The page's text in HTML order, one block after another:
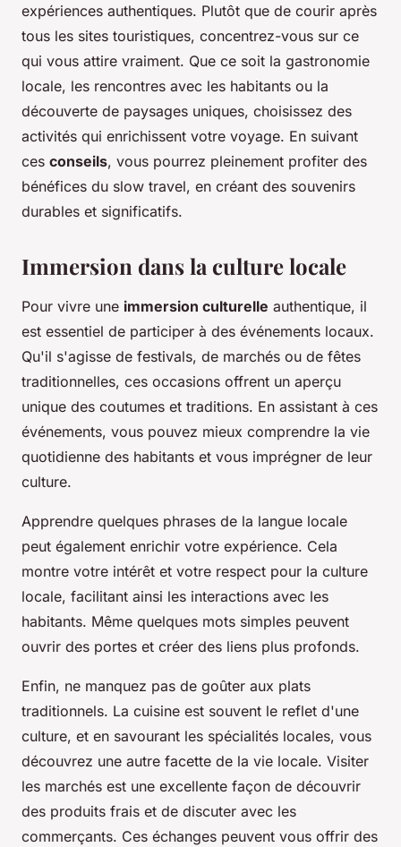
expériences authentiques. Plutôt que de courir après
tous les sites touristiques, concentrez-vous sur ce
qui vous attire vraiment. Que ce soit la gastronomie
locale, les rencontres avec les habitants ou la
découverte de paysages uniques, choisissez des
activités qui enrichissent votre voyage. En suivant
ces conseils, vous pourrez pleinement profiter des
bénéfices du slow travel, en créant des souvenirs
durables et significatifs.
Immersion dans la culture locale
Pour vivre une immersion culturelle authentique, il
est essentiel de participer à des événements locaux.
Qu'il s'agisse de festivals, de marchés ou de fêtes
traditionnelles, ces occasions offrent un aperçu
unique des coutumes et traditions. En assistant à ces
événements, vous pouvez mieux comprendre la vie
quotidienne des habitants et vous imprégner de leur
culture.
Apprendre quelques phrases de la langue locale
peut également enrichir votre expérience. Cela
montre votre intérêt et votre respect pour la culture
locale, facilitant ainsi les interactions avec les
habitants. Même quelques mots simples peuvent
ouvrir des portes et créer des liens plus profonds.
Enfin, ne manquez pas de goûter aux plats
traditionnels. La cuisine est souvent le reflet d'une
culture, et en savourant les spécialités locales, vous
découvrez une autre facette de la vie locale. Visiter
les marchés est une excellente façon de découvrir
des produits frais et de discuter avec les
commerçants. Ces échanges peuvent vous offrir des